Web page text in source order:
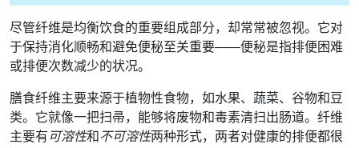
尽管纤维是均衡饮食的重要组成部分，却常常被忽视。它对
于保持消化顺畅和避免便秘至关重要——便秘是指排便困难
或排便次数减少的状况。
膳食纤维主要来源于植物性食物，如水果、蔬菜、谷物和豆
类。它就像一把扫帚，能够将废物和毒素清扫出肠道。纤维
主要有 可溶性和 不可溶性两种形式，两者对健康的排便都很